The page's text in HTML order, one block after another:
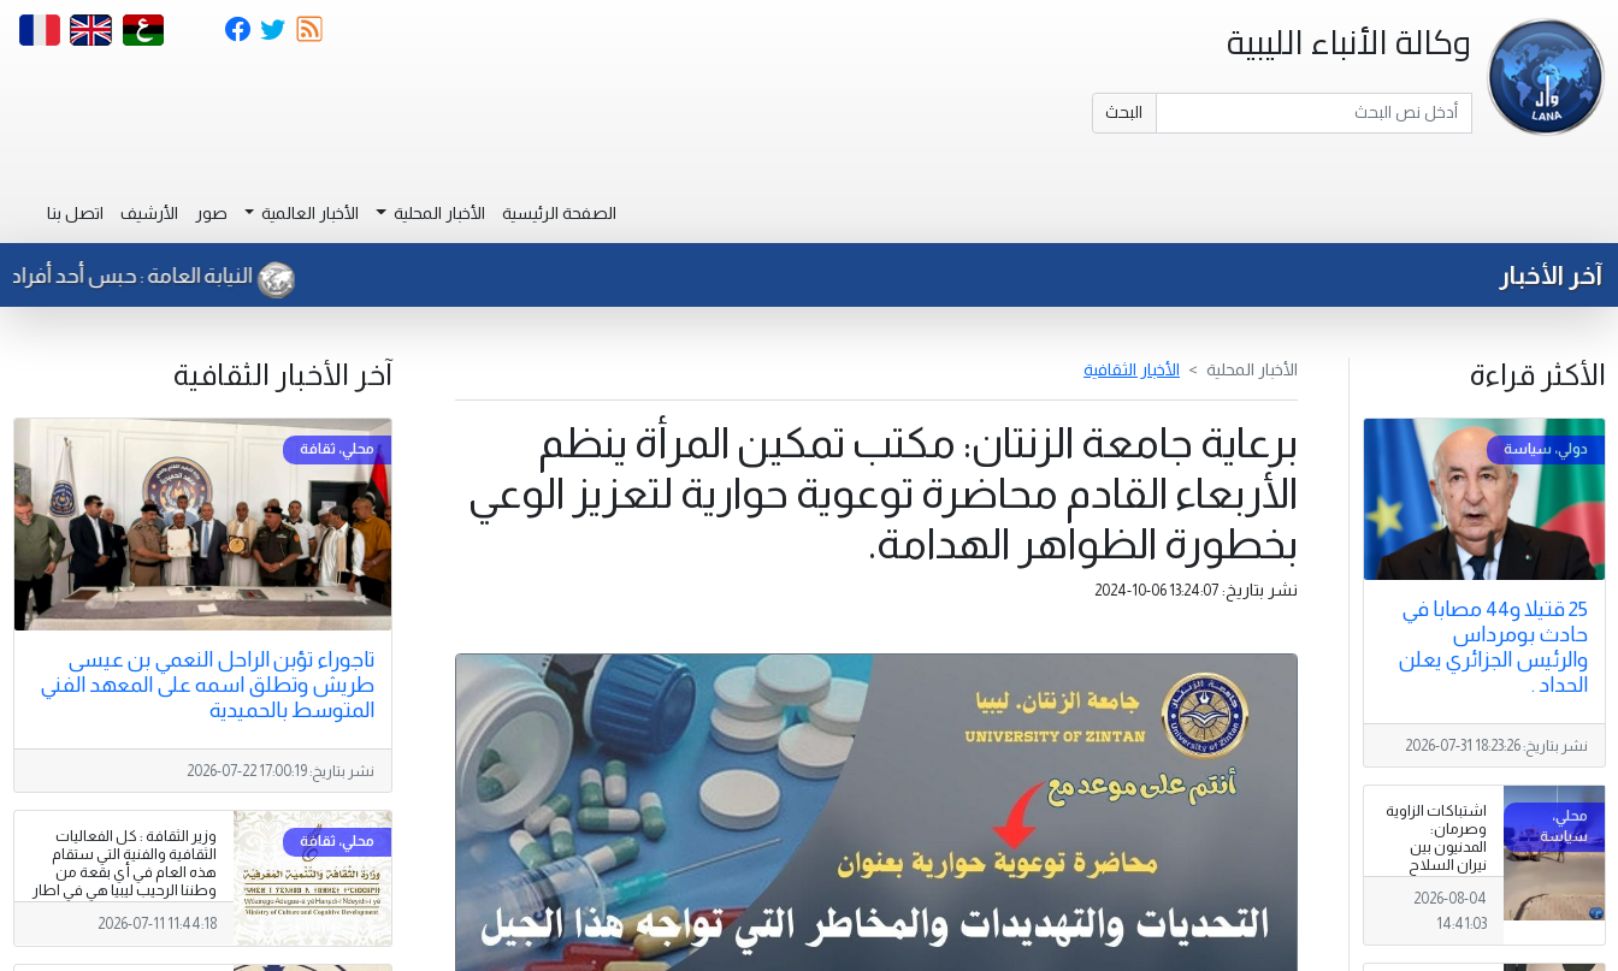
وكالة الأنباء الليبية
البحث
الصفحة الرئيسية الأخبار المحلية الأخبار العالمية صور الأرشيف اتصل بنا
آخر الأخبار النيابة العامة : حبس أحد أفراد جهاز
الأكثر قراءة
25 قتيلا و44 مصابا في
حادث بومرداس
والرئيس الجزائري يعلن
الحداد .
نشر بتاريخ:2026-07-31 18:23:26
اشتباكات الزاوية
وصرمان:
المدنيون بين
نيران السلاح
المنتشر خارج
سلطة القانون
2026-08-04
14:41:03
الأخبار المحلية الأخبار الثقافية
برعاية جامعة الزنتان: مكتب تمكين المرأة ينظم
الأربعاء القادم محاضرة توعوية حوارية لتعزيز الوعي
بخطورة الظواهر الهدامة.
نشر بتاريخ: 2024-10-06 13:24:07
آخر الأخبار الثقافية
تاجوراء تؤبن الراحل النعمي بن عيسى
طريش وتطلق اسمه على المعهد الفني
المتوسط بالحميدية
نشر بتاريخ:2026-07-22 17:00:19
وزير الثقافة : كل الفعاليات
الثقافية والفنية التي ستقام
هذه العام في أي بقعة من
وطننا الرحيب ليبيا هي في اطار
احتفائنا باختيار بنغازي عاصمة
للثقافة العربية .
2026-07-11 11:44:18